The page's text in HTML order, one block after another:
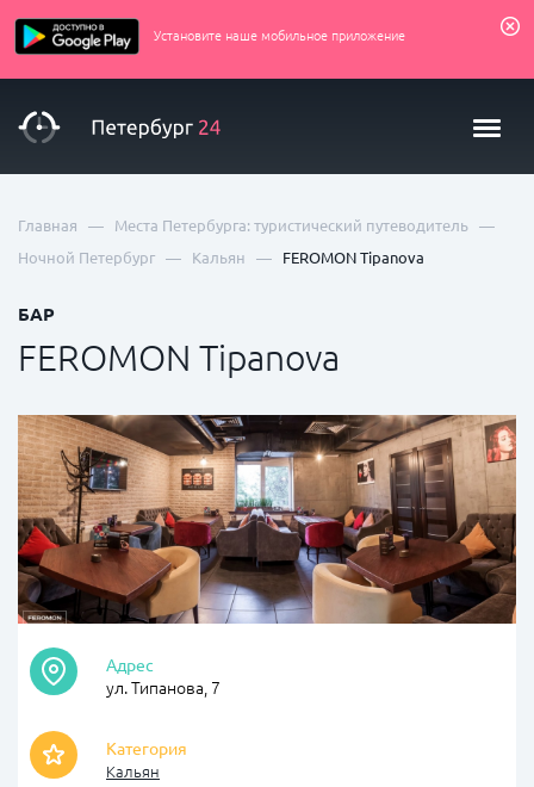
Установите наше мобильное приложение
Главная — Места Петербурга: туристический путеводитель —
Ночной Петербург — Кальян — FEROMON Tipanova
БАР
FEROMON Tipanova
Адрес
ул. Типанова, 7
Категория
Кальян